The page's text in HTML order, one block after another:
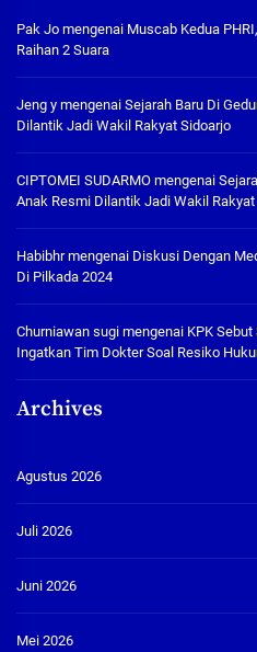
Pak Jo mengenai Muscab Kedua
Raihan 2 Suara
Jeng y mengenai Sejarah Baru Di
Dilantik Jadi Wakil Rakyat Sidoarjo
CIPTOMEI SUDARMO mengenai
Anak Resmi Dilantik Jadi Wakil
Habibhrmengenai Diskusi Dengan
Di Pilkada 2024
Churniawan sugi mengenai KPK
Ingatkan Tim Dokter Soal Resiko
Archives
Agustus 2026
Juli 2026
Juni 2026
Mei 2026